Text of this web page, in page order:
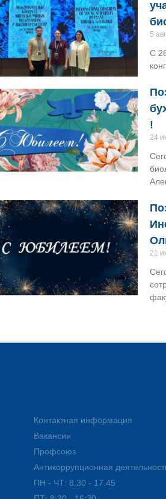
5
С
!
24
21
Контактная информация
Вакансии
Профсоюз
Антикоррупционная
ПН - ЧТ: 8.30 - 17.45